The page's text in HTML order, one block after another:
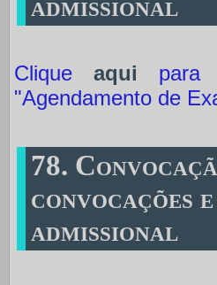
Clique aqui para
"Agendamento de
78.
convocações
admissional